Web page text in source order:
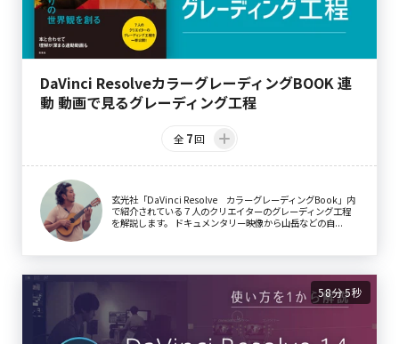
DaVinci ResolveカラーグレーディングBOOK 連
動 動画で見るグレーディング工程
全 7回
玄光社「DaVinci Resolve カラーグレーディングBook」内
で紹介されている７人のクリエイターのグレーディング工程
を解説します。 ドキュメンタリー映像から山岳などの自...
58分5秒